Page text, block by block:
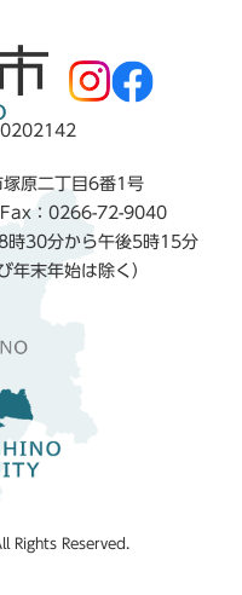
原二丁目6番1号
：0266-72-9040
時30分から午後5時15分
年末年始は除く）
Reserved.